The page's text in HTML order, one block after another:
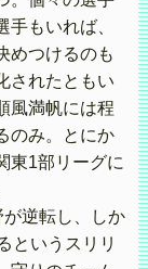
もいれば、
めつけるのも
されたともい
風満帆には程
のみ。とにか
東1部リーグに
逆転し、しか
というスリリ